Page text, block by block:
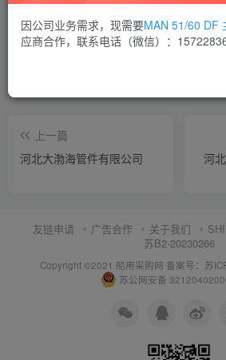
喜欢就支持一下吧
上一篇
河北大渤海管件有限公司
河
友链申请 广告合作 关于我们
苏B2-20230266
Copyright ©2021 船用采购网 备案号：苏
苏公网安备
因公司业务需求，现需要MAN 51/60 DF
应商合作，联系电话（微信）：